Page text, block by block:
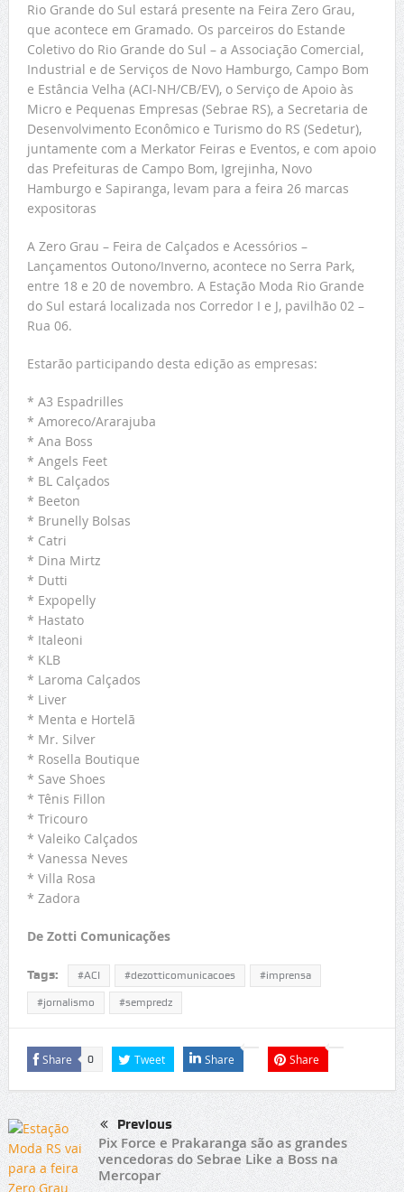
Rio Grande do Sul estará presente na Feira Zero Grau,
que acontece em Gramado. Os parceiros do Estande
Coletivo do Rio Grande do Sul – a Associação Comercial,
Industrial e de Serviços de Novo Hamburgo, Campo Bom
e Estância Velha (ACI-NH/CB/EV), o Serviço de Apoio às
Micro e Pequenas Empresas (Sebrae RS), a Secretaria de
Desenvolvimento Econômico e Turismo do RS (Sedetur),
juntamente com a Merkator Feiras e Eventos, e com apoio
das Prefeituras de Campo Bom, Igrejinha, Novo
Hamburgo e Sapiranga, levam para a feira 26 marcas
expositoras
A Zero Grau – Feira de Calçados e Acessórios –
Lançamentos Outono/Inverno, acontece no Serra Park,
entre 18 e 20 de novembro. A Estação Moda Rio Grande
do Sul estará localizada nos Corredor I e J, pavilhão 02 –
Rua 06.
Estarão participando desta edição as empresas:
* A3 Espadrilles
* Amoreco/Ararajuba
* Ana Boss
* Angels Feet
* BL Calçados
* Beeton
* Brunelly Bolsas
* Catri
* Dina Mirtz
* Dutti
* Expopelly
* Hastato
* Italeoni
* KLB
* Laroma Calçados
* Liver
* Menta e Hortelã
* Mr. Silver
* Rosella Boutique
* Save Shoes
* Tênis Fillon
* Tricouro
* Valeiko Calçados
* Vanessa Neves
* Villa Rosa
* Zadora
De Zotti Comunicações
Tags: #ACI #dezotticomunicacoes #imprensa
#jornalismo #sempredz
Share 0 Tweet Share Share
Previous
Pix Force e Prakaranga são as grandes
vencedoras do Sebrae Like a Boss na
Mercopar